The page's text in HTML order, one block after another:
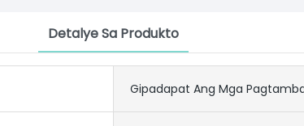
Detalye Sa Produkto
Gipadapat Ang Mga